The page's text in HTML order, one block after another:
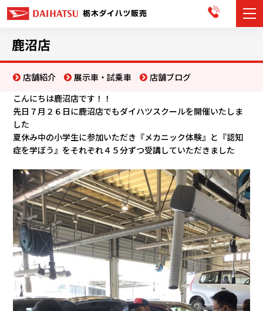
展示車・試乗車
イベント・キャンペーン
ご購入者サポート
アフターサポート
会社情報
カタ
鹿沼店
店舗紹介 展示車・試乗車
店舗ブログ
こんにちは鹿沼店です！！
先日７月２６日に鹿沼店でもダイハツスクールを開催いたしま
した
夏休み中の小学生に参加いただき『メカニック体験』と『認知
症を学ぼう』をそれぞれ４５分ずつ受講していただきました